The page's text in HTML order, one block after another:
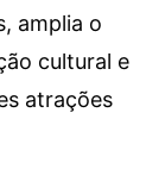
amplia o
cultural e
atrações